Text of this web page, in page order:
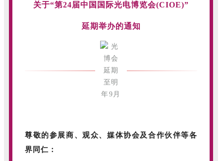
关于“第24届中国国际光电博览会(CIOE)”
延期举办的通知
尊敬的参展商、观众、媒体协会及合作伙伴等各
界同仁：